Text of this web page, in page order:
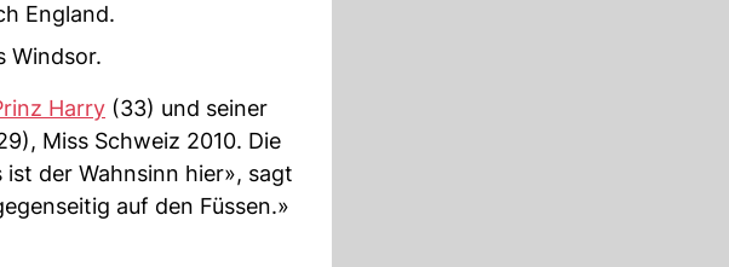
England.
Windsor.
Harry (33) und seiner
Miss Schweiz 2010. Die
der Wahnsinn hier», sagt
auf den Füssen.»